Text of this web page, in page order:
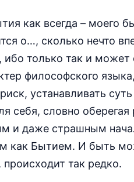
как всегда – моего
о…, сколько нечто
ибо только так и
философского
устанавливать
себя, словно оберегая
и даже страшным
как Бытием. И быть
так редко.